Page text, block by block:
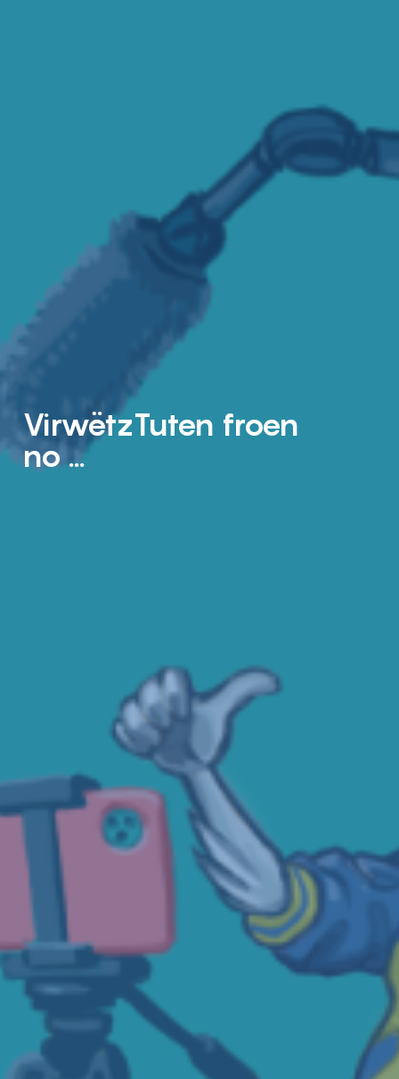
VirwëtzTuten froen
no …